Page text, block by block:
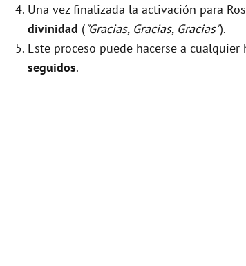
Una vez finalizada la activación para
divinidad ("Gracias, Gracias, Gracias").
Este proceso puede hacerse a
seguidos.